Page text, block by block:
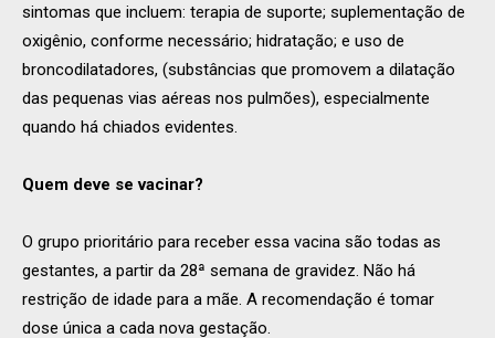
sintomas que incluem: terapia de suporte; suplementação de
oxigênio, conforme necessário; hidratação; e uso de
broncodilatadores, (substâncias que promovem a dilatação
das pequenas vias aéreas nos pulmões), especialmente
quando há chiados evidentes.
Quem deve se vacinar?
O grupo prioritário para receber essa vacina são todas as
gestantes, a partir da 28ª semana de gravidez. Não há
restrição de idade para a mãe. A recomendação é tomar
dose única a cada nova gestação.